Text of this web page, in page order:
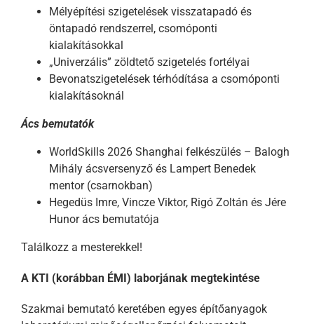
Mélyépítési szigetelések visszatapadó és
öntapadó rendszerrel, csomóponti
kialakításokkal
„Univerzális” zöldtető szigetelés fortélyai
Bevonatszigetelések térhódítása a csomóponti
kialakításoknál
Ács bemutatók
WorldSkills 2026 Shanghai felkészülés – Balogh
Mihály ácsversenyző és Lampert Benedek
mentor (csarnokban)
Hegedüs Imre, Vincze Viktor, Rigó Zoltán és Jére
Hunor ács bemutatója
Találkozz a mesterekkel!
A KTI (korábban ÉMI) laborjának megtekintése
Szakmai bemutató keretében egyes építőanyagok